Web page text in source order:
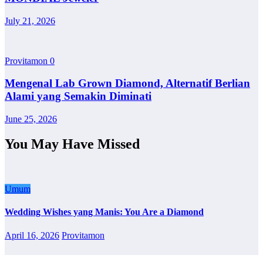
July 21, 2026
Provitamon 0
Mengenal Lab Grown Diamond, Alternatif Berlian
Alami yang Semakin Diminati
June 25, 2026
You May Have Missed
Umum
Wedding Wishes yang Manis: You Are a Diamond
April 16, 2026 Provitamon